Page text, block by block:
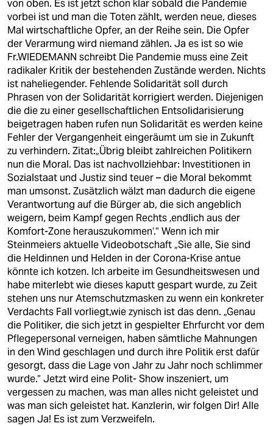
von oben. Es ist jetzt schon klar sobald die Pandemie
vorbei ist und man die Toten zählt, werden neue, dieses
Mal wirtschaftliche Opfer, an der Reihe sein. Die Opfer
der Verarmung wird niemand zählen. Ja es ist so wie
Fr.WIEDEMANN schreibt Die Pandemie muss eine Zeit
radikaler Kritik der bestehenden Zustände werden. Nichts
ist naheliegender. Fehlende Solidarität soll durch
Phrasen von der Solidarität korrigiert werden. Diejenigen
die die zu einer gesellschaftlichen Entsolidarisierung
beigetragen haben rufen nun Solidarität es werden keine
Fehler der Vergangenheit eingeräumt um sie in Zukunft
zu verhindern. Zitat:„Übrig bleibt zahlreichen Politikern
nun die Moral. Das ist nachvollziehbar: Investitionen in
Sozialstaat und Justiz sind teuer – die Moral bekommt
man umsonst. Zusätzlich wälzt man dadurch die eigene
Verantwortung auf die Bürger ab, die sich angeblich
weigern, beim Kampf gegen Rechts ‚endlich aus der
Komfort-Zone herauszukommen‘.“ Wenn ich mir
Steinmeiers aktuelle Videobotschaft „Sie alle, Sie sind
die Heldinnen und Helden in der Corona-Krise antue
könnte ich kotzen. Ich arbeite im Gesundheitswesen und
habe miterlebt wie dieses kaputt gespart wurde, zu Zeit
stehen uns nur Atemschutzmasken zu wenn ein konkreter
Verdachts Fall vorliegt,wie zynisch ist das denn. „Genau
die Politiker, die sich jetzt in gespielter Ehrfurcht vor dem
Pflegepersonal verneigen, haben sämtliche Mahnungen
in den Wind geschlagen und durch ihre Politik erst dafür
gesorgt, dass die Lage von Jahr zu Jahr noch schlimmer
wurde.“ Jetzt wird eine Polit- Show inszeniert, um
vergessen zu machen, was man alles nicht geleistet und
was man sich geleistet hat. Kanzlerin, wir folgen Dir! Alle
sagen Ja! Es ist zum Verzweifeln.